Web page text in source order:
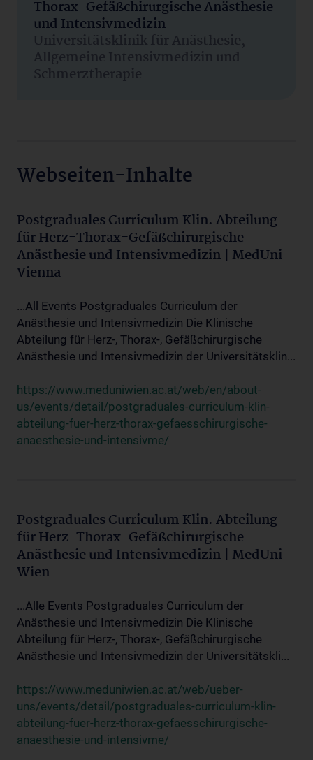
Thorax-Gefäßchirurgische Anästhesie
und Intensivmedizin
Universitätsklinik für Anästhesie,
Allgemeine Intensivmedizin und
Schmerztherapie
Webseiten-Inhalte
Postgraduales Curriculum Klin. Abteilung
für Herz-Thorax-Gefäßchirurgische
Anästhesie und Intensivmedizin | MedUni
Vienna
...All Events Postgraduales Curriculum der
Anästhesie und Intensivmedizin Die Klinische
Abteilung für Herz-, Thorax-, Gefäßchirurgische
Anästhesie und Intensivmedizin der Universitätsklin...
https://www.meduniwien.ac.at/web/en/about-
us/events/detail/postgraduales-curriculum-klin-
abteilung-fuer-herz-thorax-gefaesschirurgische-
anaesthesie-und-intensivme/
Postgraduales Curriculum Klin. Abteilung
für Herz-Thorax-Gefäßchirurgische
Anästhesie und Intensivmedizin | MedUni
Wien
...Alle Events Postgraduales Curriculum der
Anästhesie und Intensivmedizin Die Klinische
Abteilung für Herz-, Thorax-, Gefäßchirurgische
Anästhesie und Intensivmedizin der Universitätskli...
https://www.meduniwien.ac.at/web/ueber-
uns/events/detail/postgraduales-curriculum-klin-
abteilung-fuer-herz-thorax-gefaesschirurgische-
anaesthesie-und-intensivme/